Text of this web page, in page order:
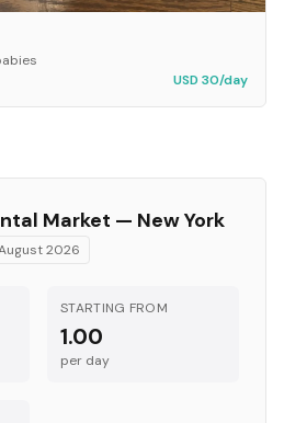
USD 30/day
Market — New York
2026
STARTING FROM
1.00
per day